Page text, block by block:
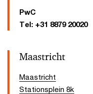
PwC
Tel: +31 8879 20020
Maastricht
Maastricht
Stationsplein 8k